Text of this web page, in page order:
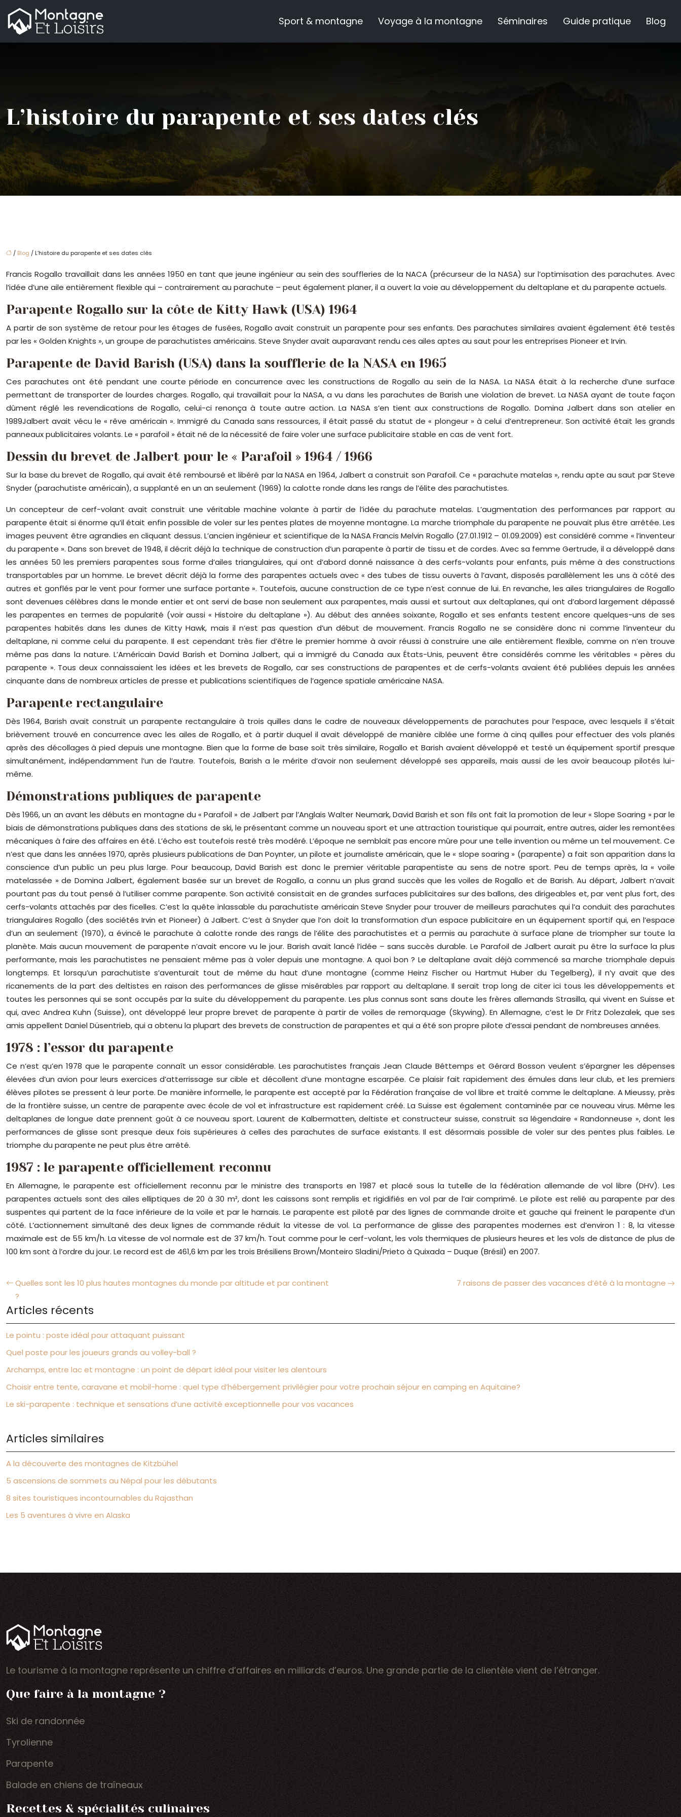
Sport & montagne Voyage à la montagne Séminaires Guide pratique Blog
L’histoire du parapente et ses dates clés
/ Blog / L’histoire du parapente et ses dates clés
Francis Rogallo travaillait dans les années 1950 en tant que jeune ingénieur au sein des souffleries de la NACA (précurseur de la NASA) sur l’optimisation des parachutes. Avec
l’idée d’une aile entièrement flexible qui – contrairement au parachute – peut également planer, il a ouvert la voie au développement du deltaplane et du parapente actuels.
Parapente Rogallo sur la côte de Kitty Hawk (USA) 1964
A partir de son système de retour pour les étages de fusées, Rogallo avait construit un parapente pour ses enfants. Des parachutes similaires avaient également été testés
par les « Golden Knights », un groupe de parachutistes américains. Steve Snyder avait auparavant rendu ces ailes aptes au saut pour les entreprises Pioneer et Irvin.
Parapente de David Barish (USA) dans la soufflerie de la NASA en 1965
Ces parachutes ont été pendant une courte période en concurrence avec les constructions de Rogallo au sein de la NASA. La NASA était à la recherche d’une surface
permettant de transporter de lourdes charges. Rogallo, qui travaillait pour la NASA, a vu dans les parachutes de Barish une violation de brevet. La NASA ayant de toute façon
dûment réglé les revendications de Rogallo, celui-ci renonça à toute autre action. La NASA s’en tient aux constructions de Rogallo. Domina Jalbert dans son atelier en
1989Jalbert avait vécu le « rêve américain ». Immigré du Canada sans ressources, il était passé du statut de « plongeur » à celui d’entrepreneur. Son activité était les grands
panneaux publicitaires volants. Le « parafoil » était né de la nécessité de faire voler une surface publicitaire stable en cas de vent fort.
Dessin du brevet de Jalbert pour le « Parafoil » 1964 / 1966
Sur la base du brevet de Rogallo, qui avait été remboursé et libéré par la NASA en 1964, Jalbert a construit son Parafoil. Ce « parachute matelas », rendu apte au saut par Steve
Snyder (parachutiste américain), a supplanté en un an seulement (1969) la calotte ronde dans les rangs de l’élite des parachutistes.
Un concepteur de cerf-volant avait construit une véritable machine volante à partir de l’idée du parachute matelas. L’augmentation des performances par rapport au
parapente était si énorme qu’il était enfin possible de voler sur les pentes plates de moyenne montagne. La marche triomphale du parapente ne pouvait plus être arrêtée. Les
images peuvent être agrandies en cliquant dessus. L’ancien ingénieur et scientifique de la NASA Francis Melvin Rogallo (27.01.1912 – 01.09.2009) est considéré comme « l’inventeur
du parapente ». Dans son brevet de 1948, il décrit déjà la technique de construction d’un parapente à partir de tissu et de cordes. Avec sa femme Gertrude, il a développé dans
les années 50 les premiers parapentes sous forme d’ailes triangulaires, qui ont d’abord donné naissance à des cerfs-volants pour enfants, puis même à des constructions
transportables par un homme. Le brevet décrit déjà la forme des parapentes actuels avec « des tubes de tissu ouverts à l’avant, disposés parallèlement les uns à côté des
autres et gonflés par le vent pour former une surface portante ». Toutefois, aucune construction de ce type n’est connue de lui. En revanche, les ailes triangulaires de Rogallo
sont devenues célèbres dans le monde entier et ont servi de base non seulement aux parapentes, mais aussi et surtout aux deltaplanes, qui ont d’abord largement dépassé
les parapentes en termes de popularité (voir aussi « Histoire du deltaplane »). Au début des années soixante, Rogallo et ses enfants testent encore quelques-uns de ses
parapentes habités dans les dunes de Kitty Hawk, mais il n’est pas question d’un début de mouvement. Francis Rogallo ne se considère donc ni comme l’inventeur du
deltaplane, ni comme celui du parapente. Il est cependant très fier d’être le premier homme à avoir réussi à construire une aile entièrement flexible, comme on n’en trouve
même pas dans la nature. L’Américain David Barish et Domina Jalbert, qui a immigré du Canada aux États-Unis, peuvent être considérés comme les véritables « pères du
parapente ». Tous deux connaissaient les idées et les brevets de Rogallo, car ses constructions de parapentes et de cerfs-volants avaient été publiées depuis les années
cinquante dans de nombreux articles de presse et publications scientifiques de l’agence spatiale américaine NASA.
Parapente rectangulaire
Dès 1964, Barish avait construit un parapente rectangulaire à trois quilles dans le cadre de nouveaux développements de parachutes pour l’espace, avec lesquels il s’était
brièvement trouvé en concurrence avec les ailes de Rogallo, et à partir duquel il avait développé de manière ciblée une forme à cinq quilles pour effectuer des vols planés
après des décollages à pied depuis une montagne. Bien que la forme de base soit très similaire, Rogallo et Barish avaient développé et testé un équipement sportif presque
simultanément, indépendamment l’un de l’autre. Toutefois, Barish a le mérite d’avoir non seulement développé ses appareils, mais aussi de les avoir beaucoup pilotés lui-
même.
Démonstrations publiques de parapente
Dès 1966, un an avant les débuts en montagne du « Parafoil » de Jalbert par l’Anglais Walter Neumark, David Barish et son fils ont fait la promotion de leur « Slope Soaring » par le
biais de démonstrations publiques dans des stations de ski, le présentant comme un nouveau sport et une attraction touristique qui pourrait, entre autres, aider les remontées
mécaniques à faire des affaires en été. L’écho est toutefois resté très modéré. L’époque ne semblait pas encore mûre pour une telle invention ou même un tel mouvement. Ce
n’est que dans les années 1970, après plusieurs publications de Dan Poynter, un pilote et journaliste américain, que le « slope soaring » (parapente) a fait son apparition dans la
conscience d’un public un peu plus large. Pour beaucoup, David Barish est donc le premier véritable parapentiste au sens de notre sport. Peu de temps après, la « voile
matelassée » de Domina Jalbert, également basée sur un brevet de Rogallo, a connu un plus grand succès que les voiles de Rogallo et de Barish. Au départ, Jalbert n’avait
pourtant pas du tout pensé à l’utiliser comme parapente. Son activité consistait en de grandes surfaces publicitaires sur des ballons, des dirigeables et, par vent plus fort, des
cerfs-volants attachés par des ficelles. C’est la quête inlassable du parachutiste américain Steve Snyder pour trouver de meilleurs parachutes qui l’a conduit des parachutes
triangulaires Rogallo (des sociétés Irvin et Pioneer) à Jalbert. C’est à Snyder que l’on doit la transformation d’un espace publicitaire en un équipement sportif qui, en l’espace
d’un an seulement (1970), a évincé le parachute à calotte ronde des rangs de l’élite des parachutistes et a permis au parachute à surface plane de triompher sur toute la
planète. Mais aucun mouvement de parapente n’avait encore vu le jour. Barish avait lancé l’idée – sans succès durable. Le Parafoil de Jalbert aurait pu être la surface la plus
performante, mais les parachutistes ne pensaient même pas à voler depuis une montagne. A quoi bon ? Le deltaplane avait déjà commencé sa marche triomphale depuis
longtemps. Et lorsqu’un parachutiste s’aventurait tout de même du haut d’une montagne (comme Heinz Fischer ou Hartmut Huber du Tegelberg), il n’y avait que des
ricanements de la part des deltistes en raison des performances de glisse misérables par rapport au deltaplane. Il serait trop long de citer ici tous les développements et
toutes les personnes qui se sont occupés par la suite du développement du parapente. Les plus connus sont sans doute les frères allemands Strasilla, qui vivent en Suisse et
qui, avec Andrea Kuhn (Suisse), ont développé leur propre brevet de parapente à partir de voiles de remorquage (Skywing). En Allemagne, c’est le Dr Fritz Dolezalek, que ses
amis appellent Daniel Düsentrieb, qui a obtenu la plupart des brevets de construction de parapentes et qui a été son propre pilote d’essai pendant de nombreuses années.
1978 : l’essor du parapente
Ce n’est qu’en 1978 que le parapente connaît un essor considérable. Les parachutistes français Jean Claude Béttemps et Gérard Bosson veulent s’épargner les dépenses
élevées d’un avion pour leurs exercices d’atterrissage sur cible et décollent d’une montagne escarpée. Ce plaisir fait rapidement des émules dans leur club, et les premiers
élèves pilotes se pressent à leur porte. De manière informelle, le parapente est accepté par la Fédération française de vol libre et traité comme le deltaplane. A Mieussy, près
de la frontière suisse, un centre de parapente avec école de vol et infrastructure est rapidement créé. La Suisse est également contaminée par ce nouveau virus. Même les
deltaplanes de longue date prennent goût à ce nouveau sport. Laurent de Kalbermatten, deltiste et constructeur suisse, construit sa légendaire « Randonneuse », dont les
performances de glisse sont presque deux fois supérieures à celles des parachutes de surface existants. Il est désormais possible de voler sur des pentes plus faibles. Le
triomphe du parapente ne peut plus être arrêté.
1987 : le parapente officiellement reconnu
En Allemagne, le parapente est officiellement reconnu par le ministre des transports en 1987 et placé sous la tutelle de la fédération allemande de vol libre (DHV). Les
parapentes actuels sont des ailes elliptiques de 20 à 30 m², dont les caissons sont remplis et rigidifiés en vol par de l’air comprimé. Le pilote est relié au parapente par des
suspentes qui partent de la face inférieure de la voile et par le harnais. Le parapente est piloté par des lignes de commande droite et gauche qui freinent le parapente d’un
côté. L’actionnement simultané des deux lignes de commande réduit la vitesse de vol. La performance de glisse des parapentes modernes est d’environ 1 : 8, la vitesse
maximale est de 55 km/h. La vitesse de vol normale est de 37 km/h. Tout comme pour le cerf-volant, les vols thermiques de plusieurs heures et les vols de distance de plus de
100 km sont à l’ordre du jour. Le record est de 461,6 km par les trois Brésiliens Brown/Monteiro Sladini/Prieto à Quixada – Duque (Brésil) en 2007.
Quelles sont les 10 plus hautes montagnes du monde par altitude et par continent
?
7 raisons de passer des vacances d’été à la montagne
Articles récents
Le pointu : poste idéal pour attaquant puissant
Quel poste pour les joueurs grands au volley-ball ?
Archamps, entre lac et montagne : un point de départ idéal pour visiter les alentours
Choisir entre tente, caravane et mobil-home : quel type d’hébergement privilégier pour votre prochain séjour en camping en Aquitaine?
Le ski-parapente : technique et sensations d’une activité exceptionnelle pour vos vacances
Articles similaires
A la découverte des montagnes de Kitzbühel
5 ascensions de sommets au Népal pour les débutants
8 sites touristiques incontournables du Rajasthan
Les 5 aventures à vivre en Alaska
Le tourisme à la montagne représente un chiffre d’affaires en milliards d’euros. Une grande partie de la clientèle vient de l’étranger.
Que faire à la montagne ?
Ski de randonnée
Tyrolienne
Parapente
Balade en chiens de traîneaux
Recettes & spécialités culinaires